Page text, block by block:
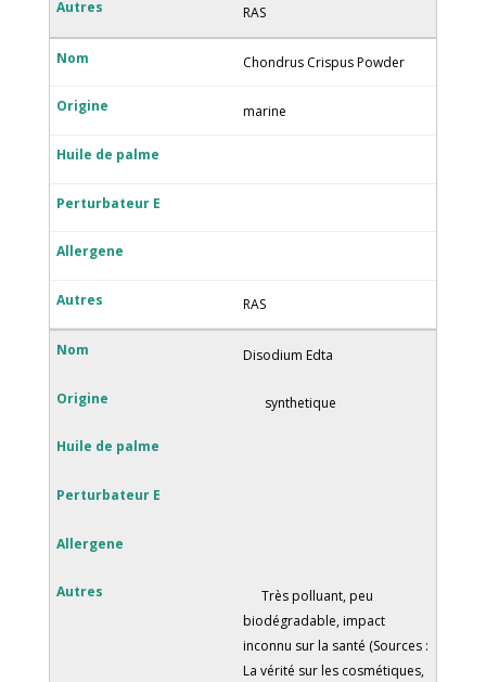
RAS
Chondrus Crispus Powder
marine
RAS
Disodium Edta
synthetique
Très polluant, peu
biodégradable, impact
inconnu sur la santé (Sources :
La vérité sur les cosmétiques,